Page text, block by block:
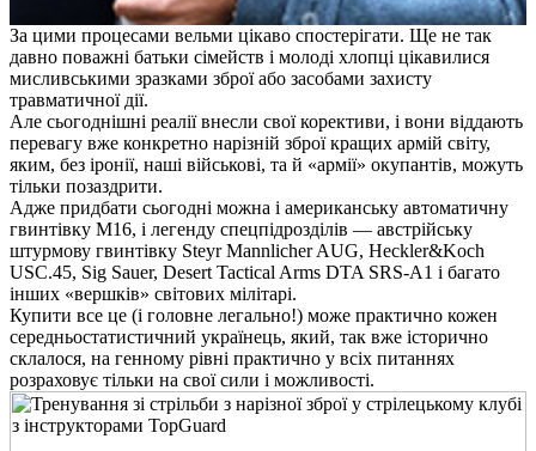
За цими процесами вельми цікаво спостерігати. Ще не так
давно поважні батьки сімейств і молоді хлопці цікавилися
мисливськими зразками зброї або засобами захисту
травматичної дії.
Але сьогоднішні реалії внесли свої корективи, і вони віддають
перевагу вже конкретно нарізній зброї кращих армій світу,
яким, без іронії, наші військові, та й «армії» окупантів, можуть
тільки позаздрити.
Адже придбати сьогодні можна і американську автоматичну
гвинтівку М16, і легенду спецпідрозділів — австрійську
штурмову гвинтівку Steyr Mannlicher AUG, Heckler&Koch
USC.45, Sig Sauer, Desert Tactical Arms DTA SRS-A1 і багато
інших «вершків» світових мілітарі.
Купити все це (і головне легально!) може практично кожен
середньостатистичний українець, який, так вже історично
склалося, на генному рівні практично у всіх питаннях
розраховує тільки на свої сили і можливості.